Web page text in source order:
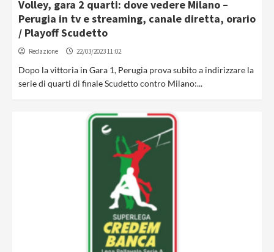
Volley, gara 2 quarti: dove vedere Milano –
Perugia in tv e streaming, canale diretta, orario
/ Playoff Scudetto
Redazione 22/03/2023 11:02
Dopo la vittoria in Gara 1, Perugia prova subito a indirizzare la
serie di quarti di finale Scudetto contro Milano:...